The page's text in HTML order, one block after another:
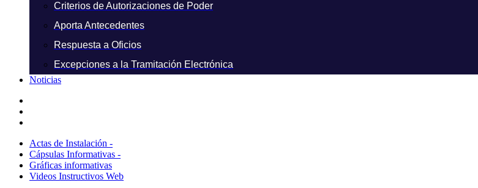
Criterios de Autorizaciones de Poder
Aporta Antecedentes
Respuesta a Oficios
Excepciones a la Tramitación Electrónica
Noticias
Actas de Instalación -
Cápsulas Informativas -
Gráficas informativas
Videos Instructivos Web